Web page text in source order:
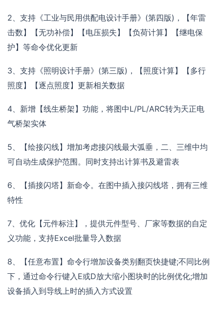
2、支持《工业与民用供配电设计手册》(第四版)，【年雷
击数】【无功补偿】【电压损失】【负荷计算】【继电保
护】等命令优化更新
3、支持《照明设计手册》(第三版)，【照度计算】【多行
照度】【逐点照度】更新相关数据
4、新增【线生桥架】功能，将图中L/PL/ARC转为天正电
气桥架实体
5、【绘接闪线】增加考虑接闪线最大弧垂，二、三维中均
可自动生成保护范围。同时支持出计算书及避雷表
6、【插接闪塔】新命令。在图中插入接闪线塔，拥有三维
特性
7、优化【元件标注】，提供元件型号、厂家等数据的自定
义功能，支持Excel批量导入数据
8、【任意布置】命令行增加设备类别翻页快捷键;不同比例
下，通过命令行键入E或D放大缩小图块时的比例优化;增加
设备插入到导线上时的插入方式设置